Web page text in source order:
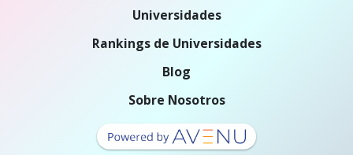
Universidades
Rankings de Universidades
Blog
Sobre Nosotros